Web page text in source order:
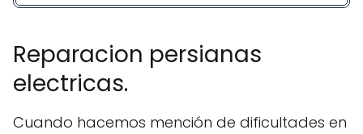
Reparacion persianas
electricas.
Cuando hacemos mención de dificultades en